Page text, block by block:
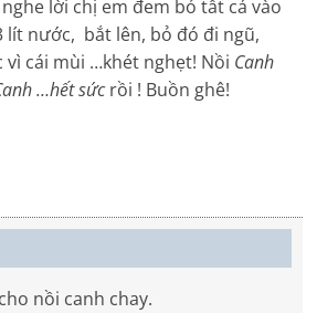
lời chị em đem bỏ tất cả vào
lít nước, bắt lên, bỏ đó đi ngũ,
vì cái mùi …khét nghẹt! Nồi Canh
…hết sứcrồi ! Buồn ghê!
nồi canh chay.